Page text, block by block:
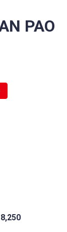
PAO
8,250